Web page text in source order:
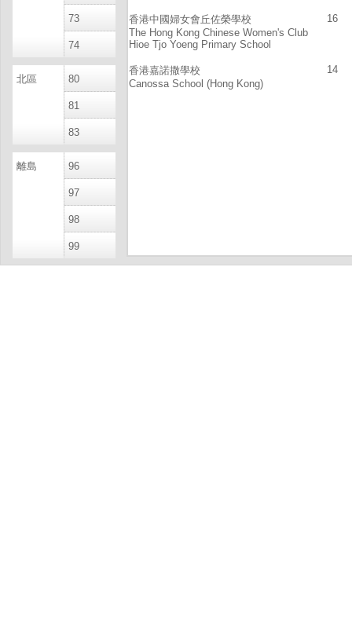
73
74
北區 80
81
83
離島 96
97
98
99
香港中國婦女會丘佐榮學校
The Hong Kong Chinese Women's Club
Hioe Tjo Yoeng Primary School
16
香港嘉諾撒學校
Canossa School (Hong Kong)
14